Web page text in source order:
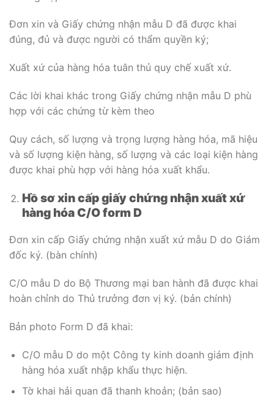
Đơn xin và Giấy chứng nhận mẫu D đã được khai
đúng, đủ và được người có thẩm quyền ký;
Xuất xứ của hàng hóa tuân thủ quy chế xuất xứ.
Các lời khai khác trong Giấy chứng nhận mẫu D phù
hợp với các chứng từ kèm theo
Quy cách, số lượng và trọng lượng hàng hóa, mã hiệu
và số lượng kiện hàng, số lượng và các loại kiện hàng
được khai phù hợp với hàng hóa xuất khẩu.
Hồ sơ xin cấp giấy chứng nhận xuất xứ
hàng hóa C/O form D
Đơn xin cấp Giấy chứng nhận xuất xứ mẫu D do Giám
đốc ký. (bàn chính)
C/O mẫu D do Bộ Thương mại ban hành đã được khai
hoàn chỉnh do Thủ trưởng đơn vị ký. (bản chính)
Bản photo Form D đã khai:
C/O mẫu D do một Công ty kinh doanh giám định
hàng hóa xuất nhập khẩu thực hiện.
Tờ khai hải quan đã thanh khoản; (bản sao)